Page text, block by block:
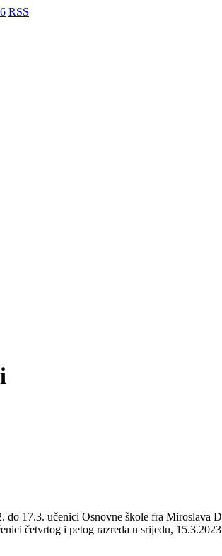
RSS
do 17.3. učenici Osnovne škole fra
četvrtog i petog razreda u srijedu,